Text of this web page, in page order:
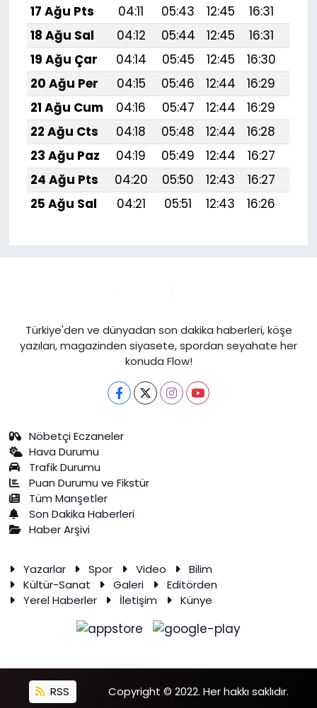
17 Ağu Pts
04:11 05:43 12:45 16:31
18 Ağu Sal
04:12 05:44 12:45 16:31
19 Ağu Çar
04:14 05:45 12:45 16:30
20 Ağu Per
04:15 05:46 12:44 16:29
21 Ağu Cum
04:16 05:47 12:44 16:29
22 Ağu Cts
04:18 05:48 12:44 16:28
23 Ağu Paz
04:19 05:49 12:44 16:27
24 Ağu Pts
04:20 05:50 12:43 16:27
25 Ağu Sal
04:21 05:51 12:43 16:26
Türkiye'den ve dünyadan son dakika haberleri, köşe
yazıları, magazinden siyasete, spordan seyahate her
konuda Flow!
Nöbetçi Eczaneler
Hava Durumu
Trafik Durumu
Puan Durumu ve Fikstür
Tüm Manşetler
Son Dakika Haberleri
Haber Arşivi
Yazarlar Spor Video
Bilim
Kültür-Sanat
Galeri
Editörden
Yerel Haberler
İletişim Künye
RSS Copyright © 2022. Her hakkı saklıdır.